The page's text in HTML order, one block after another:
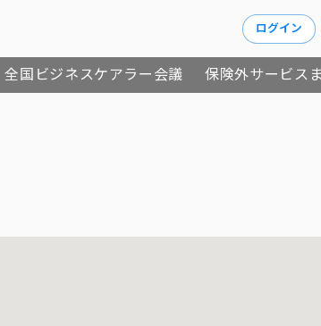
ログイン
全国ビジネスケアラー会議 保険外サービス